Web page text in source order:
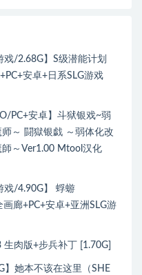
戏/2.68G】S级潜能计划
安卓+日系SLG游戏
PC+安卓】斗狱银戏~弱
～ 闘獄银戯 ～弱体化改
～Ver1.00 Mtool汉化
戏/4.90G】 蜉蝣
廊+PC+安卓+亚洲SLG游
肉版+步兵补丁 [1.70G]
】她本不该在这里（SHE